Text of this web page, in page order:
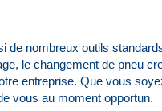
de nombreux outils
le changement de pneu
entreprise. Que vous
vous au moment opportun.